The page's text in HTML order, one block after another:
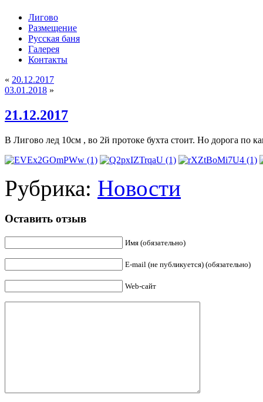
Лигово
Размещение
Русская баня
Галерея
Контакты
« 20.12.2017
03.01.2018 »
21.12.2017
В Лигово лед 10см , во 2й протоке бухта стоит. Но дорога по
Рубрика: Новости
Оставить отзыв
Имя (обязательно)
E-mail (не публикуется) (обязательно)
Web-сайт